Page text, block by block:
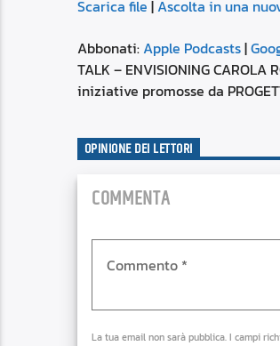
Spotify
LINK
EMBED
Scarica file |Ascolta in una
Abbonati:Apple Podcasts|
TALK – ENVISIONING
iniziative promosse da
OPINIONE DEI LETTORI
COMMENTA
La tua email non sarà pubblica. I campi